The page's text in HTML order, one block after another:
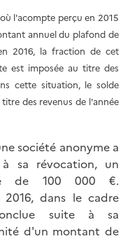
l'acompte perçu en 2015
annuel du plafond de
2016, la fraction de cet
est imposée au titre des
cette situation, le solde
des revenus de l'année
société anonyme a
sa révocation, un
de 100 000 €.
dans le cadre
suite à sa
d'un montant de